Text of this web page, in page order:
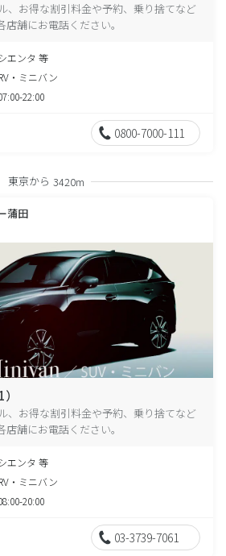
、お得な割引料金や予約、乗り捨てなど
舗にお電話ください。
エンタ 等
・ミニバン
22:00
0800-7000-111
東京から 3420m
蒲田
、お得な割引料金や予約、乗り捨てなど
舗にお電話ください。
エンタ 等
・ミニバン
20:00
03-3739-7061